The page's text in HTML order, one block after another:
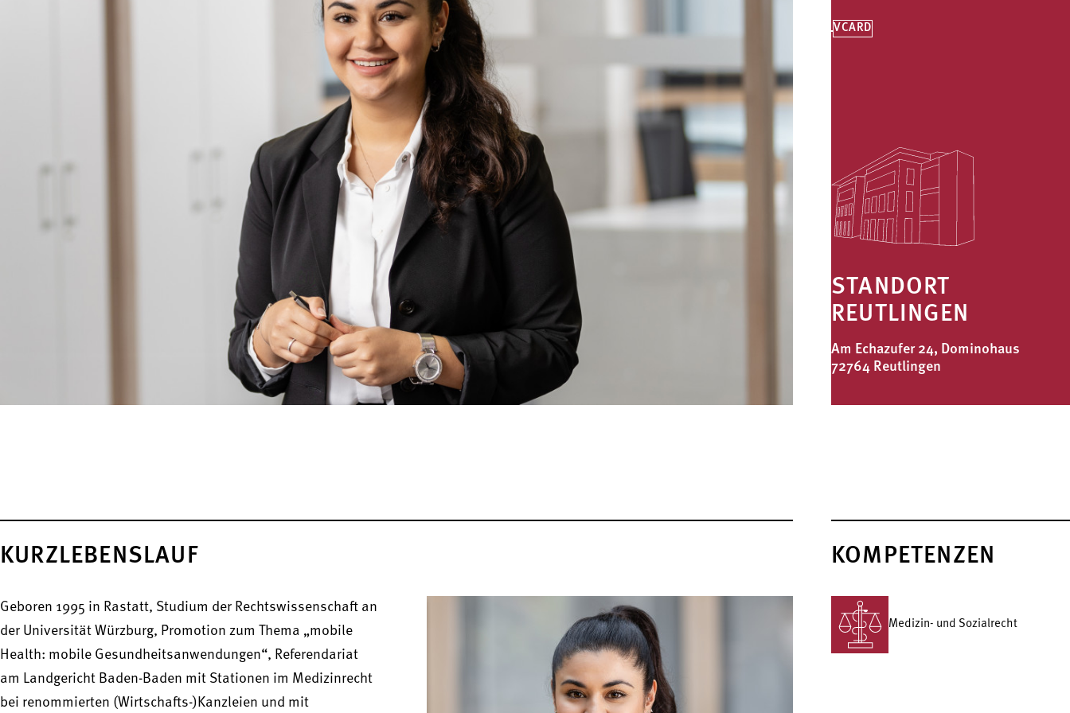
VCARD
STANDORT
REUTLINGEN
Am Echazufer 24, Dominohaus
72764 Reutlingen
KURZLEBENSLAUF
Geboren 1995 in Rastatt, Studium der Rechtswissenschaft an
der Universität Würzburg, Promotion zum Thema „mobile
Health: mobile Gesundheitsanwendungen“, Referendariat
am Landgericht Baden-Baden mit Stationen im Medizinrecht
bei renommierten (Wirtschafts-)Kanzleien und mit
KOMPETENZEN
Medizin- und Sozialrecht